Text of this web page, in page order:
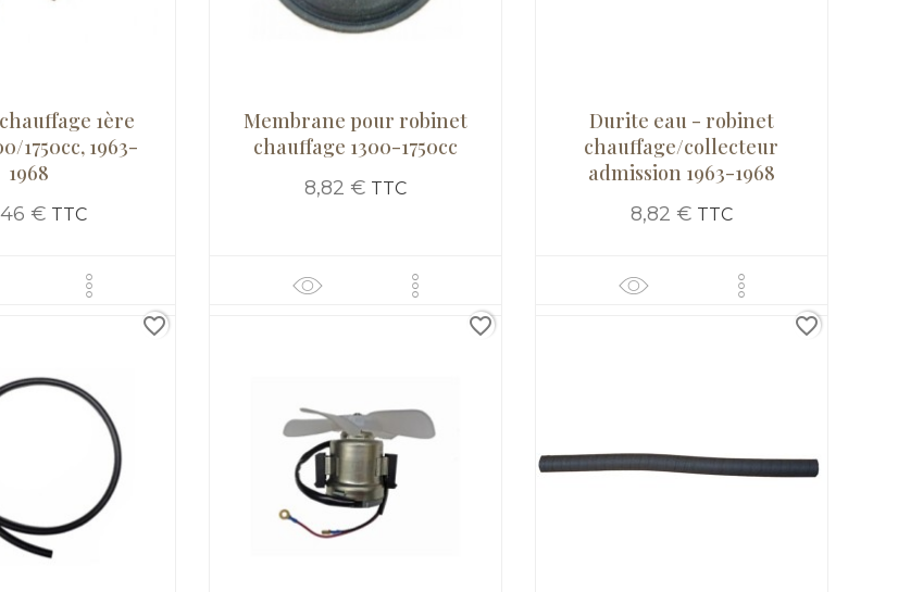
1ère
1750cc, 1963-
1968
€ TTC
Membrane pour robinet
chauffage 1300-1750cc
8,82 € TTC
Durite eau - robinet
chauffage/collecteur
admission 1963-1968
8,82 € TTC
favorite_border favorite_border favorite_border